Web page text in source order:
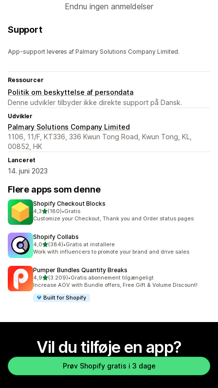
Endnu ingen anmeldelser
Support
App-support leveres af Palmary Solutions Company Limited.
Ressourcer
Politik om beskyttelse af persondata
Denne udvikler tilbyder ikke direkte support på Dansk.
Udvikler
Palmary Solutions Company Limited
1106, 11/F, KT336, 336 Kwun Tong Road, Kwun Tong, KL,
00852, HK
Lanceret
14. juni 2023
Flere apps som denne
Shopify Checkout Blocks
4,3ud af 5 stjerner
(180)
180 anmeldelser i alt
•Gratis
Customize your Checkout, Thank you and Order status pages
Shopify Collabs
4,0ud af 5 stjerner
(384)
384 anmeldelser i alt
•Gratis at installere
Work with influencers to promote your brand and drive sales
Pumper Bundles Quantity Breaks
4,9ud af 5 stjerner
(3.209)
3209 anmeldelser i alt
•Gratis abonnement tilgængeligt
Increase AOV with Bundle offers, Free Gift & Volume Discount!
Built for Shopify
Vil du tilføje en app?
Prøv Shopify gratis i 3 dage